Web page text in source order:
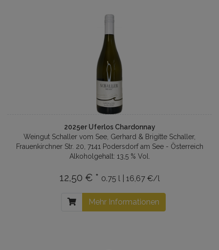
2025er Uferlos Chardonnay
Weingut Schaller vom See, Gerhard & Brigitte Schaller,
Frauenkirchner Str. 20, 7141 Podersdorf am See - Österreich
Alkoholgehalt: 13,5 % Vol.
12,50 € * 0.75 l | 16,67 €/l
Mehr Informationen